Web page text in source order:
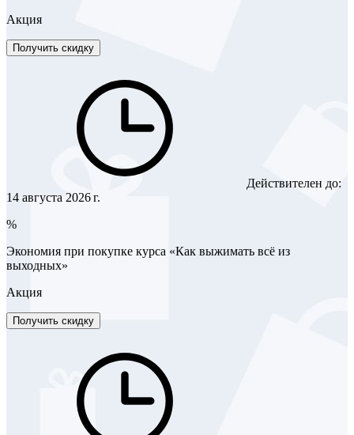
Акция
Получить скидку
Действителен до:
14 августа 2026 г.
%
Экономия при покупке курса «Как выжимать всё из
выходных»
Акция
Получить скидку